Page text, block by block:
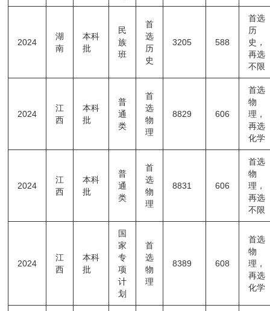
2024
湖
南
本科
批
民
族
班
首
选
历
史
3205 588
首选
历
史，
再选
不限
2024
江
西
本科
批
普
通
类
首
选
物
理
8829 606
首选
物
理，
再选
化学
2024
江
西
本科
批
普
通
类
首
选
物
理
8831 606
首选
物
理，
再选
不限
2024
江
西
本科
批
国
家
专
项
计
划
首
选
物
理
8389 608
首选
物
理，
再选
化学